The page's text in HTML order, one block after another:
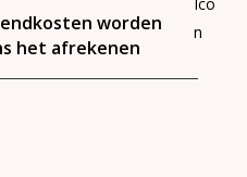
worden
het afrekenen